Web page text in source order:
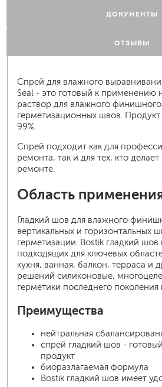
ДОКУМЕНТЫ
ОТЗЫВЫ
Спрей для влажного
Seal - это готовый к применению
раствор для влажного
герметизационных швов.
99%.
Спрей подходит как для
ремонта, так и для тех, кто
ремонте.
Область
Гладкий шов для влажного
вертикальных и горизонтальных
герметизации. Bostik гладкий шов
подходящих для ключевых
кухня, ванная, балкон, терраса и
решений силиконовые,
герметики последнего поколения
Преимущества
нейтральная
спрей гладкий шов -
продукт
биоразлагаемая формула
Bostik гладкий шов имеет